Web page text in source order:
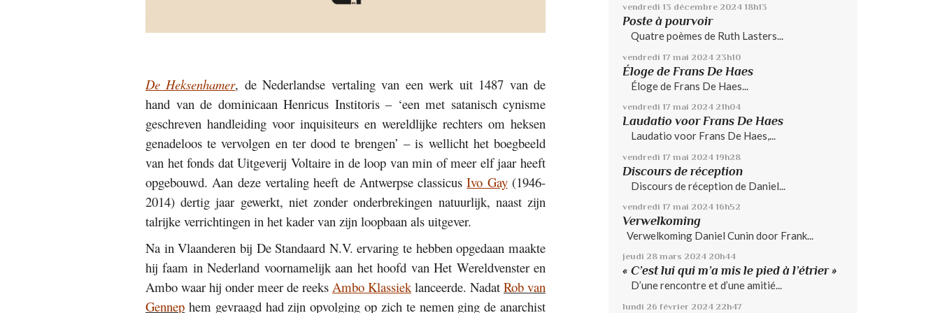
De Heksenhamer, de Nederlandse vertaling van een werk uit 1487 van de
hand van de dominicaan Henricus Institoris – ‘een met satanisch cynisme
geschreven handleiding voor inquisiteurs en wereldlijke rechters om heksen
genadeloos te vervolgen en ter dood te brengen’ – is wellicht het boegbeeld
van het fonds dat Uitgeverij Voltaire in de loop van min of meer elf jaar heeft
opgebouwd. Aan deze vertaling heeft de Antwerpse classicusIvo Gay(1946-
2014) dertig jaar gewerkt, niet zonder onderbrekingen natuurlijk, naast zijn
talrijke verrichtingen in het kader van zijn loopbaan als uitgever.
Na in Vlaanderen bij De Standaard N.V. ervaring te hebben opgedaan maakte
hij faam in Nederland voornamelijk aan het hoofd van Het Wereldvenster en
Ambo waar hij onder meer de reeks Ambo Klassieklanceerde. Nadat Rob van
Gennep hem gevraagd had zijn opvolging op zich te nemen ging de anarchist
vendredi 13 décembre 2024 18h13
Poste à pourvoir
Quatre poèmes de Ruth Lasters...
vendredi 17 mai 2024 23h10
Éloge de Frans De Haes
Éloge de Frans De Haes...
vendredi 17 mai 2024 21h04
Laudatio voor Frans De Haes
Laudatio voor Frans De Haes,...
vendredi 17 mai 2024 19h28
Discours de réception
Discours de réception de Daniel...
vendredi 17 mai 2024 16h52
Verwelkoming
Verwelkoming Daniel Cunin door Frank...
jeudi 28 mars 2024 20h44
« C’est lui qui m’a mis le pied à l’étrier »
D’une rencontre et d’une amitié...
lundi 26 février 2024 22h47